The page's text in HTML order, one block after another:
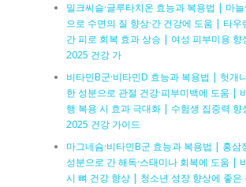
밀크씨슬·글루타치온 효능과 복용법 | 마
으로 수면의 질 향상·간 건강에 도움 | 타우
간 피로 회복 효과 상승 | 여성 피부미용 향
2025 건강 가
비타민B군·비타민D 효능과 복용법 | 헛개
한 성분으로 관절 건강·피부미백에 도움 |
행 복용 시 효과 극대화 | 수험생 집중력 향
2025 건강 가이드
마그네슘·비타민B군 효능과 복용법 | 홍삼
성분으로 간 해독·스태미나 회복에 도움 |
시 뼈 건강 향상 | 청소년 성장 향상에 좋은